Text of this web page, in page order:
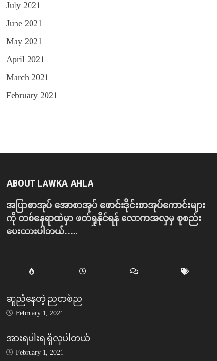
July 2021
June 2021
May 2021
April 2021
March 2021
February 2021
ABOUT LAWKA AHLA
အပြာစာအုပ် အောစာအုပ် ဖောင်းဒိုင်းစာအုပ်ကောင်းများ
ကို တစ်နေရာထဲမှာ ဖတ်ရှုနိုင်ရန် လောကအလှမှ စုစည်း
ပေးထားပါတယ်…..
ဆူညံနေတဲ့ ညတစ်ည
February 1, 2021
အားရပါးရ ရှိလှပါတယ်
February 1, 2021